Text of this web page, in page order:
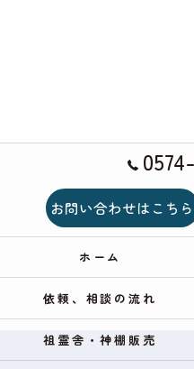
お問い合わせはこちら
ホーム
依頼、相談の流れ
祖霊舎・神棚販売